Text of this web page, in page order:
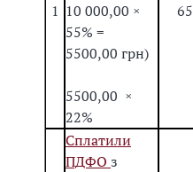
1 10 000,00 ×
55% =
5500,00 грн)
5500,00 ×
22%
Сплатили
ПДФО з